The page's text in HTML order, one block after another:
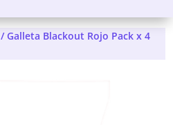
/ Galleta Blackout Rojo Pack x 4